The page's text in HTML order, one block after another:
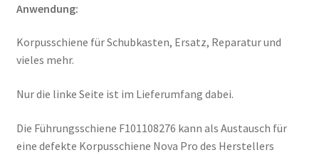
Anwendung:
Korpusschiene für Schubkasten, Ersatz, Reparatur und
vieles mehr.
Nur die linke Seite ist im Lieferumfang dabei.
Die Führungsschiene F101108276 kann als Austausch für
eine defekte Korpusschiene Nova Pro des Herstellers